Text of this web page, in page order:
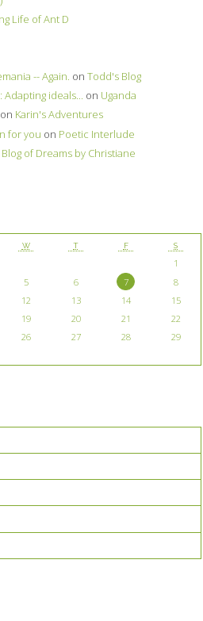
Life of Ant D
-- Again. on Todd's Blog
Adapting ideals... on Uganda
on Karin's Adventures
for you on Poetic Interlude
of Dreams by Christiane
W T F S
1
5 6 7
8
12 13 14
15
19 20 21
22
26 27 28
29